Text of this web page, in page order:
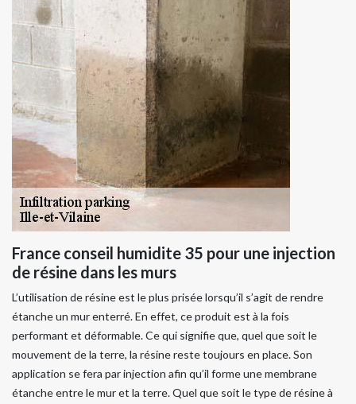
France conseil humidite 35 pour une injection
de résine dans les murs
L’utilisation de résine est le plus prisée lorsqu’il s’agit de rendre
étanche un mur enterré. En effet, ce produit est à la fois
performant et déformable. Ce qui signifie que, quel que soit le
mouvement de la terre, la résine reste toujours en place. Son
application se fera par injection afin qu’il forme une membrane
étanche entre le mur et la terre. Quel que soit le type de résine à